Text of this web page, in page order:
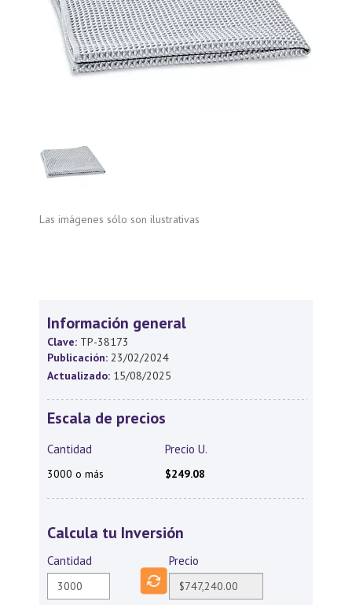
Las imágenes sólo son ilustrativas
Información general
Clave: TP-38173
Publicación: 23/02/2024
Actualizado: 15/08/2025
Escala de precios
Cantidad Precio U.
3000 o más $249.08
Calcula tu Inversión
Cantidad Precio